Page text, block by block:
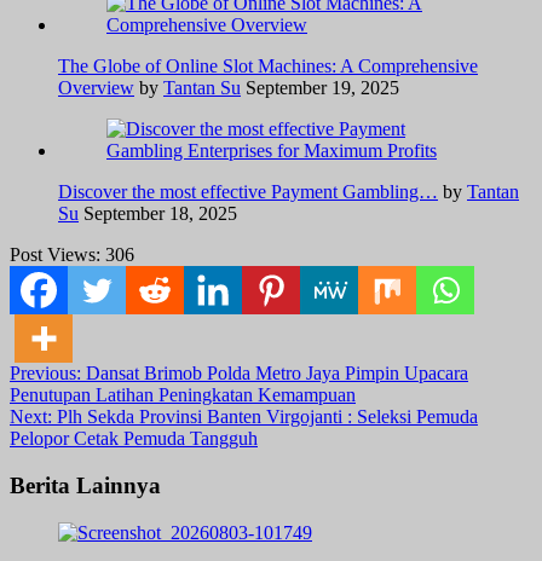
The Globe of Online Slot Machines: A Comprehensive
Overview by Tantan Su September 19, 2025
Discover the most effective Payment Gambling… by Tantan
Su September 18, 2025
Post Views: 306
Post
navigation
Previous: Dansat Brimob Polda Metro Jaya Pimpin Upacara
Penutupan Latihan Peningkatan Kemampuan
Next: Plh Sekda Provinsi Banten Virgojanti : Seleksi Pemuda
Pelopor Cetak Pemuda Tangguh
Berita Lainnya